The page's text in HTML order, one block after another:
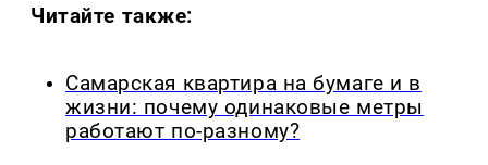
Читайте также:
Самарская квартира на бумаге и в
жизни: почему одинаковые метры
работают по-разному?